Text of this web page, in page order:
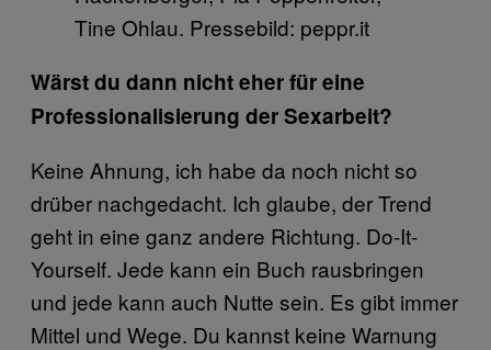
Tine Ohlau. Pressebild: peppr.it
Wärst du dann nicht eher für eine
Professionalisierung der Sexarbeit?
Keine Ahnung, ich habe da noch nicht so
drüber nachgedacht. Ich glaube, der Trend
geht in eine ganz andere Richtung. Do-It-
Yourself. Jede kann ein Buch rausbringen
und jede kann auch Nutte sein. Es gibt immer
Mittel und Wege. Du kannst keine Warnung